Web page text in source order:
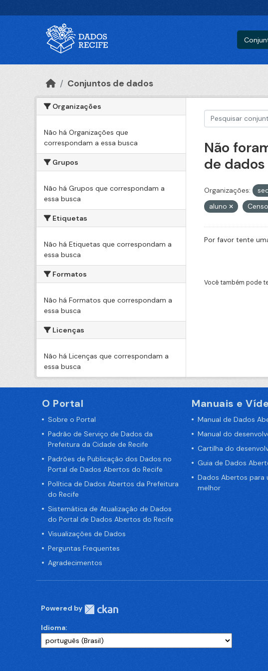
Conjuntos de dados
Organizações
Não há Organizações que
correspondam a essa busca
Grupos
Não há Grupos que correspondam a
essa busca
Etiquetas
Não há Etiquetas que correspondam a
essa busca
Formatos
Não há Formatos que correspondam a
essa busca
Licenças
Não há Licenças que correspondam a
essa busca
Não
de dados
Organizações:
aluno
Por favor tente
Você também pode
O Portal
Sobre o Portal
Padrão de Serviço de Dados da
Prefeitura da Cidade de Recife
Padrões de Publicação dos Dados no
Portal de Dados Abertos do Recife
Política de Dados Abertos da Prefeitura
do Recife
Sistemática de Atualização de Dados
do Portal de Dados Abertos do Recife
Visualizações de Dados
Perguntas Frequentes
Agradecimentos
Manuais e
Manual de Dados
Manual do
Cartilha do
Guia de Dados
Dados Abertos para
melhor
Powered by
Idioma